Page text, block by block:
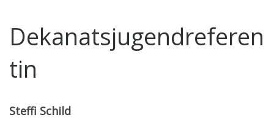
Dekanatsjugendreferen
tin
Steffi Schild